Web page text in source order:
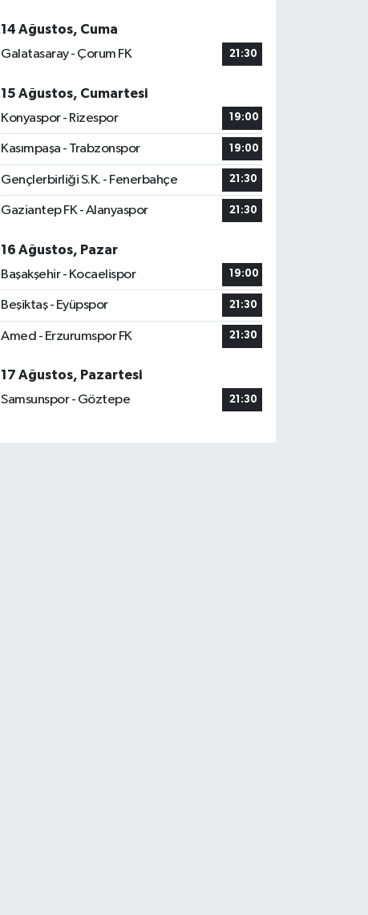
14 Ağustos, Cuma
Galatasaray - Çorum FK
21:30
15 Ağustos, Cumartesi
Konyaspor - Rizespor
19:00
Kasımpaşa - Trabzonspor 19:00
Gençlerbirliği S.K. - Fenerbahçe 21:30
Gaziantep FK - Alanyaspor 21:30
16 Ağustos, Pazar
Başakşehir - Kocaelispor
19:00
Beşiktaş - Eyüpspor 21:30
Amed - Erzurumspor FK 21:30
17 Ağustos, Pazartesi
Samsunspor - Göztepe
21:30